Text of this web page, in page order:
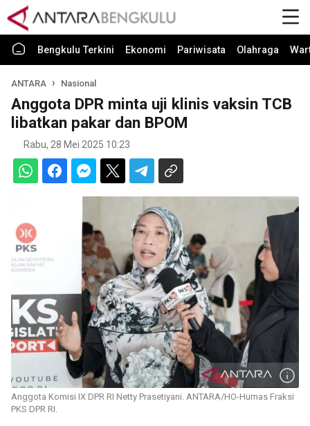
Bengkulu Terkini Ekonomi Pariwisata Olahraga
ANTARA Nasional
Anggota DPR minta uji klinis vaksin TCB
libatkan pakar dan BPOM
Rabu, 28 Mei 2025 10:23
Anggota Komisi IX DPR RI Netty Prasetiyani. ANTARA/HO-Humas Fraksi
PKS DPR RI.